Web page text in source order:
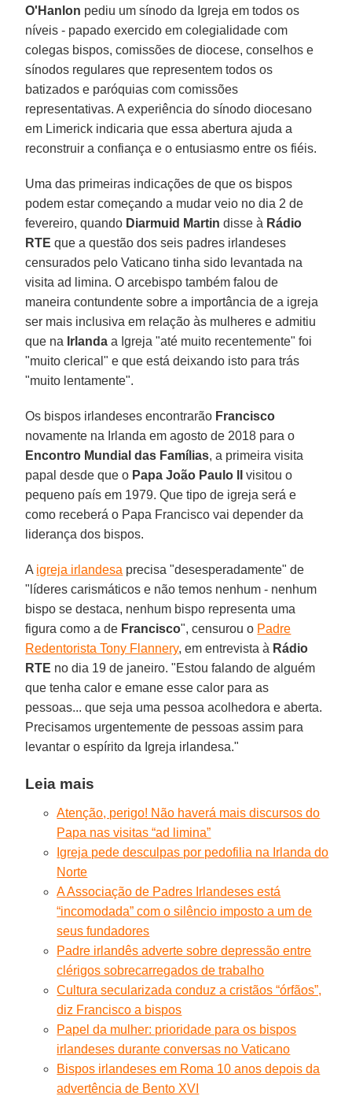
O'Hanlon pediu um sínodo da Igreja em todos os
níveis - papado exercido em colegialidade com
colegas bispos, comissões de diocese, conselhos e
sínodos regulares que representem todos os
batizados e paróquias com comissões
representativas. A experiência do sínodo diocesano
em Limerick indicaria que essa abertura ajuda a
reconstruir a confiança e o entusiasmo entre os fiéis.
Uma das primeiras indicações de que os bispos
podem estar começando a mudar veio no dia 2 de
fevereiro, quando Diarmuid Martin disse à Rádio
RTE que a questão dos seis padres irlandeses
censurados pelo Vaticano tinha sido levantada na
visita ad limina. O arcebispo também falou de
maneira contundente sobre a importância de a igreja
ser mais inclusiva em relação às mulheres e admitiu
que na Irlanda a Igreja "até muito recentemente" foi
"muito clerical" e que está deixando isto para trás
"muito lentamente".
Os bispos irlandeses encontrarão Francisco
novamente na Irlanda em agosto de 2018 para o
Encontro Mundial das Famílias, a primeira visita
papal desde que o Papa João Paulo II
visitou o
pequeno país em 1979. Que tipo de igreja será e
como receberá o Papa Francisco vai depender da
liderança dos bispos.
A igreja irlandesa precisa "desesperadamente" de
"líderes carismáticos e não temos nenhum - nenhum
bispo se destaca, nenhum bispo representa uma
figura como a de Francisco", censurou o Padre
Redentorista Tony Flannery, em entrevista à Rádio
RTE no dia 19 de janeiro. "Estou falando de alguém
que tenha calor e emane esse calor para as
pessoas... que seja uma pessoa acolhedora e aberta.
Precisamos urgentemente de pessoas assim para
levantar o espírito da Igreja irlandesa."
Leia mais
Atenção, perigo! Não haverá mais discursos do
Papa nas visitas “ad limina”
Igreja pede desculpas por pedofilia na Irlanda do
Norte
A Associação de Padres Irlandeses está
“incomodada” com o silêncio imposto a um de
seus fundadores
Padre irlandês adverte sobre depressão entre
clérigos sobrecarregados de trabalho
Cultura secularizada conduz a cristãos “órfãos”,
diz Francisco a bispos
Papel da mulher: prioridade para os bispos
irlandeses durante conversas no Vaticano
Bispos irlandeses em Roma 10 anos depois da
advertência de Bento XVI